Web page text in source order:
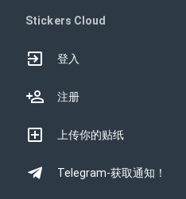
Stickers Cloud
登入
注册
上传你的贴纸
Telegram-获取通知！